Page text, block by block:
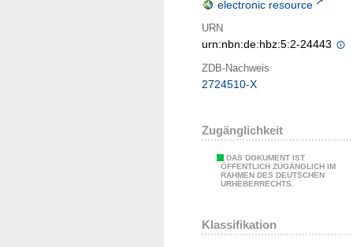
electronic resource
URN
urn:nbn:de:hbz:5:2-24443
ZDB-Nachweis
2724510-X
Zugänglichkeit
DAS DOKUMENT IST
ÖFFENTLICH ZUGÄNGLICH IM
RAHMEN DES DEUTSCHEN
URHEBERRECHTS.
Klassifikation